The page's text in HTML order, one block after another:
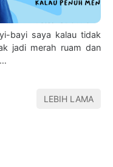
bayi saya kalau tidak
jadi merah ruam dan
LEBIH LAMA